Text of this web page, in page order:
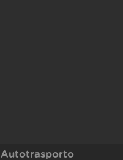
Autotrasporto